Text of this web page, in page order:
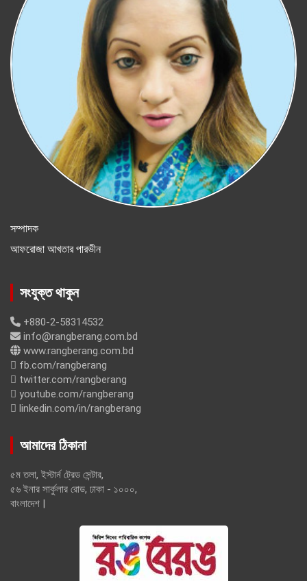
সম্পাদক
আফরোজা আখতার পারভীন
সংযুক্ত থাকুন
+880-2-58314532
info@rangberang.com.bd
www.rangberang.com.bd
fb.com/rangberang
twitter.com/rangberang
youtube.com/rangberang
linkedin.com/in/rangberang
আমাদের ঠিকানা
৫ম তলা, ইস্টার্ন ট্রেড সেন্টার,
৫৬ ইনার সার্কুলার রোড, ঢাকা - ১০০০,
বাংলাদেশ |